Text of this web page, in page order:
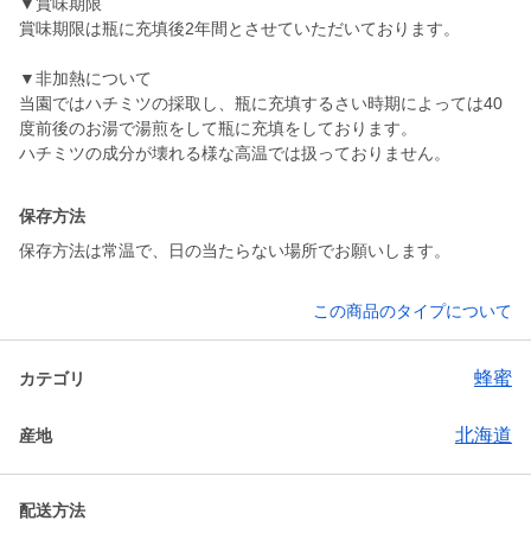
賞味期限は瓶に充填後2年間とさせていただいております。
▼非加熱について
当園ではハチミツの採取し、瓶に充填するさい時期によっては40
度前後のお湯で湯煎をして瓶に充填をしております。
保存方法
保存方法は常温で、日の当たらない場所でお願いします。
この商品のタイプについて
カテゴリ 蜂蜜
産地 北海道
配送方法